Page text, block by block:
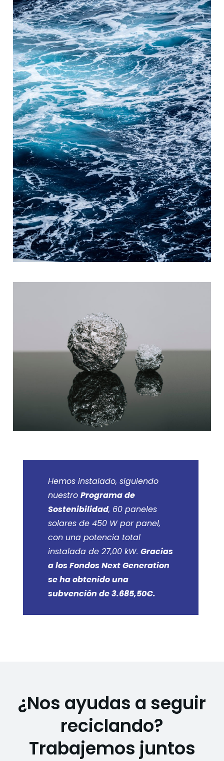
Hemos instalado, siguiendo
nuestro Programa de
Sostenibilidad, 60 paneles
solares de 450 W por panel,
con una potencia total
instalada de 27,00 kW. Gracias
a los Fondos Next Generation
se ha obtenido una
subvención de 3.685,50€.
¿Nos ayudas a seguir
reciclando?
Trabajemos juntos